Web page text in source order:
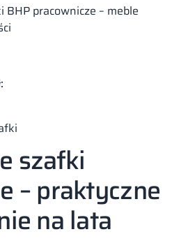
BHP pracownicze – meble
szafki
– praktyczne
na lata